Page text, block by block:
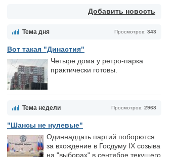
Добавить новость
Просмотров: 343
Тема дня
Вот такая "Династия"
Четыре дома у ретро-парка
практически готовы.
Просмотров: 2968
Тема недели
"Шансы не нулевые"
Одиннадцать партий поборются
за вхождение в Госдуму IX созыва
на "выборах" в сентябре текущего